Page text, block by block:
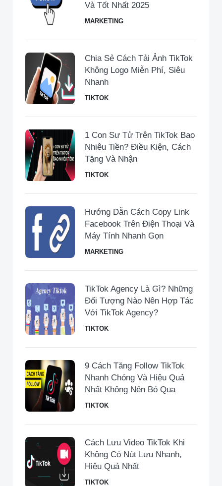
Và Tốt Nhất 2025
MARKETING
Chia Sẻ Cách Tải Ảnh TikTok
Không Logo Miễn Phí, Siêu
Nhanh
TIKTOK
1 Con Sư Tử Trên TikTok Bao
Nhiêu Tiền​? Điều Kiện, Cách
Tặng Và Nhận
TIKTOK
Hướng Dẫn Cách Copy Link
Facebook Trên Điện Thoại Và
Máy Tính Nhanh Gọn
MARKETING
TikTok Agency Là Gì? Những
Đối Tượng Nào Nên Hợp Tác
Với TikTok Agency?
TIKTOK
9 Cách Tăng Follow TikTok
Nhanh Chóng Và Hiệu Quả
Nhất Không Nên Bỏ Qua
TIKTOK
Cách Lưu Video TikTok Khi
Không Có Nút Lưu Nhanh,
Hiệu Quả Nhất
TIKTOK